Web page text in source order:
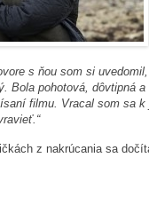
s ňou som si
Bola pohotová, dôvtipná
filmu. Vracal som sa
z nakrúcania sa